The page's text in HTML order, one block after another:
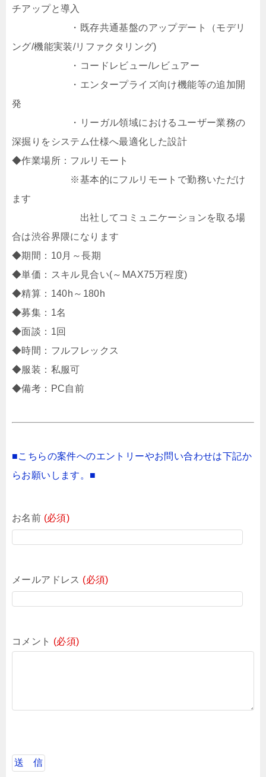
チアップと導入
・既存共通基盤のアップデート（モデリ
ング/機能実装/リファクタリング)
・コードレビュー/レビュアー
・エンタープライズ向け機能等の追加開
発
・リーガル領域におけるユーザー業務の
深掘りをシステム仕様へ最適化した設計
◆作業場所：フルリモート
※基本的にフルリモートで勤務いただけ
ます
出社してコミュニケーションを取る場
合は渋谷界隈になります
◆期間：10月～長期
◆単価：スキル見合い(～MAX75万程度)
◆精算：140h～180h
◆募集：1名
◆面談：1回
◆時間：フルフレックス
◆服装：私服可
◆備考：PC自前
■こちらの案件へのエントリーやお問い合わせは下記か
らお願いします。■
お名前 (必須)
メールアドレス (必須)
コメント (必須)